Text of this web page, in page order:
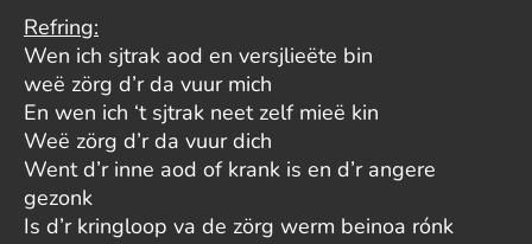
Refring:
Wen ich sjtrak aod en versjlieëte bin
weë zörg d’r da vuur mich
En wen ich ‘t sjtrak neet zelf mieë kin
Weë zörg d’r da vuur dich
Went d’r inne aod of krank is en d’r angere
gezonk
Is d’r kringloop va de zörg werm beinoa rónk